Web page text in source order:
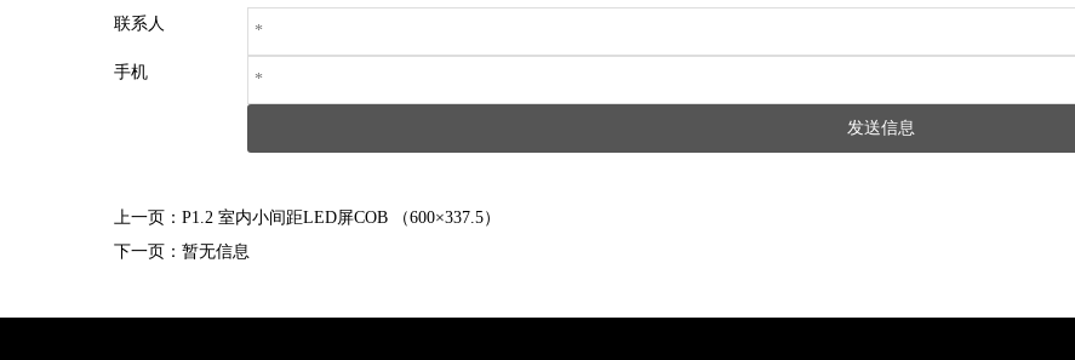
联系人
手机
上一页：P1.2 室内小间距LED屏COB （600×337.5）
下一页：暂无信息